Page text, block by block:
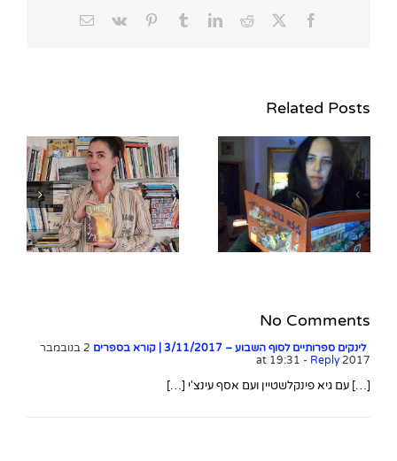
Facebook
X
Reddit
LinkedIn
Tumblr
Pinterest
Vk
Email
Related Posts
השאלון עם שילה פרבר,
מחברת הנובלה הגרפית
"לילה טוב ינקלה ריצ'קין"
No Comments
לינקים ספרותיים לסוף השבוע – 3/11/2017 | קורא בספרים
2 בנובמבר
2017 at 19:31
- Reply
[…] עם גיא פינקלשטיין ועם אסף עינצ'י […]